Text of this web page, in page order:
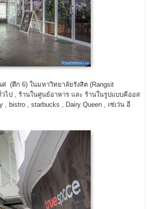
(ตึก 6) ในมหาวิทยาลัยรังสิต (Rangsit
ไป , ร้านในศูนย์อาหาร และ ร้านในรูปแบบคีออส
bistro , starbucks , Dairy Queen , เซ่เว่น อี